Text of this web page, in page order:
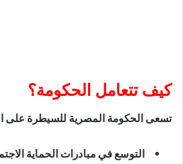
كيف تتعامل الحكومة؟
تسعى الحكومة المصرية للسيطرة على
التوسع في مبادرات الحماية